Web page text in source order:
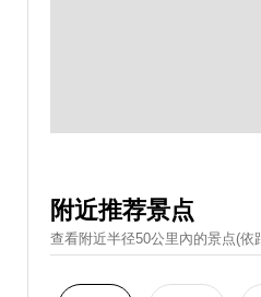
附近推荐景点
查看附近半径50公里內的景点(依